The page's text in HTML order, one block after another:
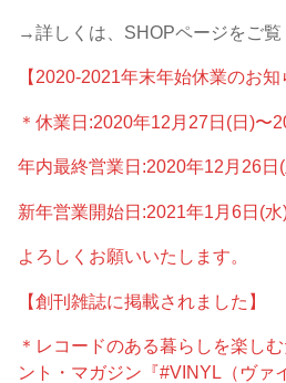
→詳しくは、SHOPページをご覧
【2020-2021年末年始休業のお知
＊休業日:2020年12月27日(日)〜
年内最終営業日:2020年12月26日
新年営業開始日:2021年1月6日(水
よろしくお願いいたします。
【創刊雑誌に掲載されました】
＊レコードのある暮らしを楽し
ント・マガジン『#VINYL（ヴァ